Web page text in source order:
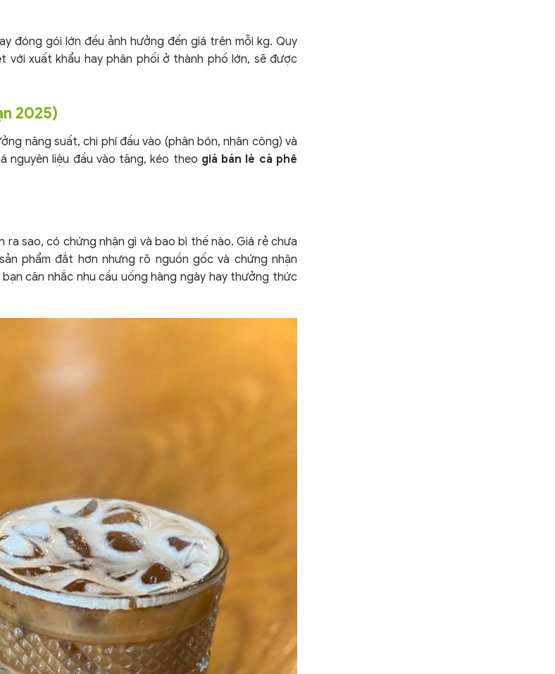
đóng gói lớn đều ảnh hưởng đến giá trên mỗi kg. Quy
với xuất khẩu hay phân phối ở thành phố lớn, sẽ được
2025)
năng suất, chi phí đầu vào (phân bón, nhân công) và
nguyên liệu đầu vào tăng, kéo theo giá bán lẻ cà phê
ra sao, có chứng nhận gì và bao bì thế nào. Giá rẻ chưa
phẩm đắt hơn nhưng rõ nguồn gốc và chứng nhận
cân nhắc nhu cầu uống hàng ngày hay thưởng thức